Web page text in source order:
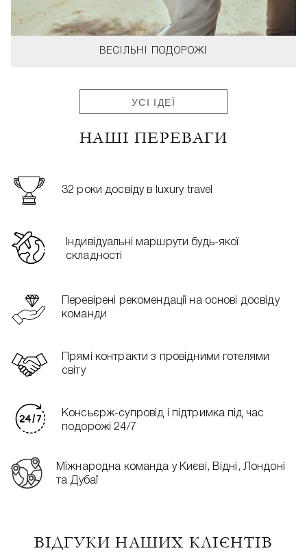
ВЕСІЛЬНІ ПОДОРОЖІ
УСІ ІДЕЇ
НАШІ ПЕРЕВАГИ
32 роки досвіду в luxury travel
Індивідуальні маршрути будь-якої
складності
Перевірені рекомендації на основі досвіду
команди
Прямі контракти з провідними готелями
світу
Консьєрж-супровід і підтримка під час
подорожі 24/7
Міжнародна команда у Києві, Відні, Лондоні
та Дубаї
ВІДГУКИ НАШИХ КЛІЄНТІВ